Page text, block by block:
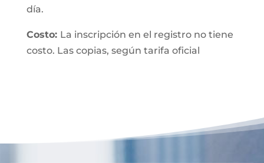
día.
Costo: La inscripción en el registro no tiene
costo. Las copias, según tarifa oficial